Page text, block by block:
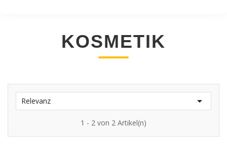
KOSMETIK
Relevanz 
1 - 2 von 2 Artikel(n)